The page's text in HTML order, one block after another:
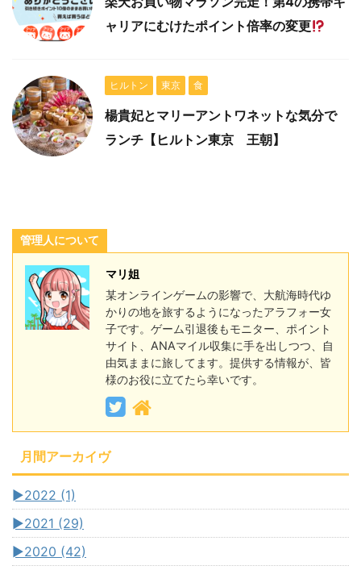
ャリアにむけたポイント倍率の変更
ヒルトン 東京 食
楊貴妃とマリーアントワネットな気分で
ランチ【ヒルトン東京 王朝】
管理人について
マリ姐
某オンラインゲームの影響で、大航海時代ゆ
かりの地を旅するようになったアラフォー女
子です。ゲーム引退後もモニター、ポイント
サイト、ANAマイル収集に手を出しつつ、自
由気ままに旅してます。提供する情報が、皆
様のお役に立てたら幸いです。
月間アーカイヴ
►2022 (1)
►2021 (29)
►2020 (42)